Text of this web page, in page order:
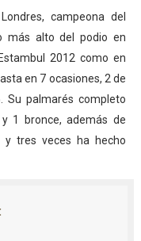
campeona del
más alto del podio en
2012 como en
en 7 ocasiones, 2 de
Su palmarés completo
1 bronce, además de
y tres veces ha hecho